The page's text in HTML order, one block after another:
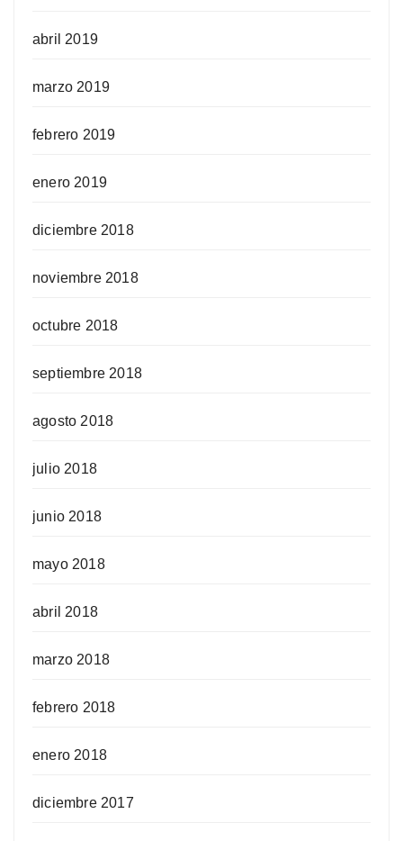
abril 2019
marzo 2019
febrero 2019
enero 2019
diciembre 2018
noviembre 2018
octubre 2018
septiembre 2018
agosto 2018
julio 2018
junio 2018
mayo 2018
abril 2018
marzo 2018
febrero 2018
enero 2018
diciembre 2017